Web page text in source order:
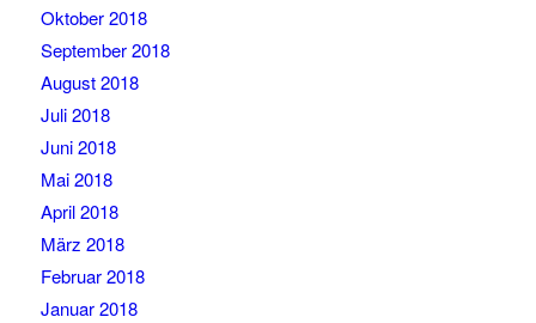
Oktober 2018
September 2018
August 2018
Juli 2018
Juni 2018
Mai 2018
April 2018
März 2018
Februar 2018
Januar 2018